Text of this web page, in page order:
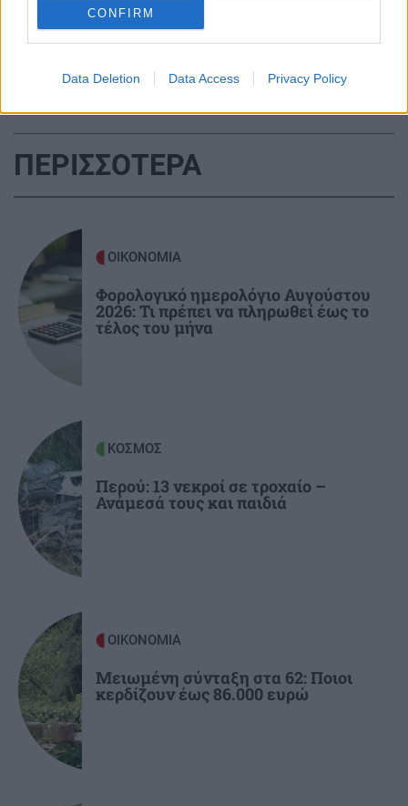
CONFIRM
Data Deletion Data Access Privacy Policy
της αποχέτευσης - Τι αποκαλύπτει η αυτοψία
του Λιμεναρχείου
09:00
GOSSIP - LIFESTYLE
Στα Χανιά (φωτο)
ΚΟΙΝΩΝΙΑ
Τροχαίο στην Αθηνών-Σουνίου: Μηχανή ΔΙΑΣ
τραυματίες
08:35
ΚΟΣΜΟΣ
Ιράν: «Δεν ανοίγουν τα Στενά του Ορμούζ αν
δεν αλλάξουν στάση οι ΗΠΑ»
Τραγωδία στον Κάβρο Χανίων - Νεκρή 62χρονη
τουρίστρια στη θάλασσα
ΚΡΗΤΗ
Ηράκλειο: Συγκίνηση στην εορτή του Αγίου
Μύρωνος - Χειροτονία νέου πρεσβυτέρου
Τα ζώδια της Κυριακής
ΠΕΡΙΣΣΟΤΕΡΑ
ΟΙΚΟΝΟΜΙΑ
Φορολογικό ημερολόγιο Αυγούστου
2026: Τι πρέπει να πληρωθεί έως το
τέλος του μήνα
ΚΟΣΜΟΣ
Περού: 13 νεκροί σε τροχαίο –
Ανάμεσά τους και παιδιά
ΟΙΚΟΝΟΜΙΑ
Μειωμένη σύνταξη στα 62: Ποιοι
κερδίζουν έως 86.000 ευρώ